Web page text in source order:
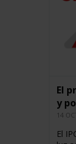
El
y
14
El